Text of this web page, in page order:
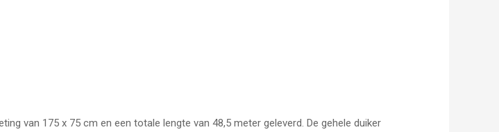
van 175 x 75 cm en een totale lengte van 48,5 meter geleverd. De gehele duiker